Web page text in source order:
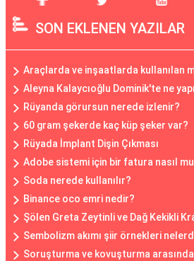
SON EKLENEN YAZILAR
Araçlarda ve inşaatlarda kullanılan
Aleyna Kalaycıoğlu Dominik'te ne
Rüyanda görursun nerede izlenir?
60 gram şekerde kaç küp şeker var?
Rüyada İmplant Dişin Çıkması
Adobe sistemi için bir fatura nasıl
Soda nerede kullanılır?
Binance oco emri nedir?
Şölen Greta Zeytinli ve Dağ Kekikli
Sembolizm akımı şiir örnekleri
Soruşturma ve kovuşturma